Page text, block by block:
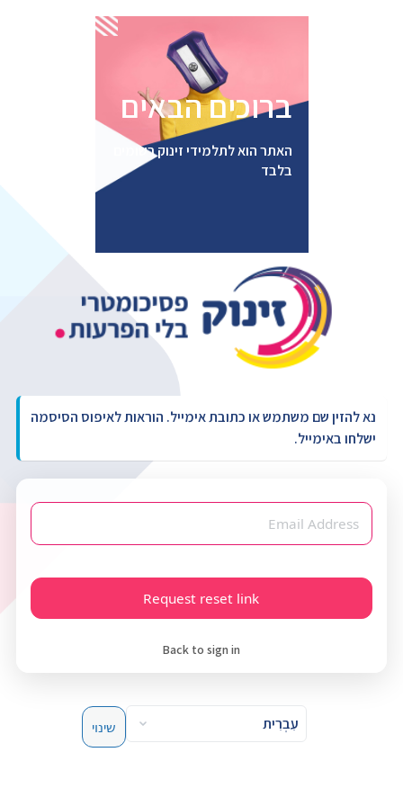
ברוכים הבאים
האתר הוא לתלמידי זינוק רשומים
בלבד
שחזור
סיסמה
נא להזין שם משתמש או כתובת אימייל. הוראות לאיפוס הסיסמה
ישלחו באימייל.
שם
משתמש
או
אימייל
Back to sign in
שפה